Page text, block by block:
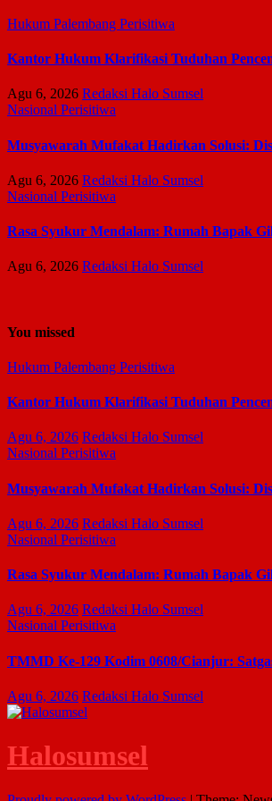
Hukum Palembang Perisitiwa
Kantor Hukum Klarifikasi Tuduhan
Agu 6, 2026 Redaksi Halo Sumsel
Nasional Perisitiwa
Musyawarah Mufakat Hadirkan Solusi:
Agu 6, 2026 Redaksi Halo Sumsel
Nasional Perisitiwa
Rasa Syukur Mendalam: Rumah Bapak
Agu 6, 2026 Redaksi Halo Sumsel
You missed
Hukum Palembang Perisitiwa
Kantor Hukum Klarifikasi Tuduhan
Agu 6, 2026 Redaksi Halo Sumsel
Nasional Perisitiwa
Musyawarah Mufakat Hadirkan Solusi:
Agu 6, 2026 Redaksi Halo Sumsel
Nasional Perisitiwa
Rasa Syukur Mendalam: Rumah Bapak
Agu 6, 2026 Redaksi Halo Sumsel
Nasional Perisitiwa
TMMD Ke-129 Kodim 0608/Cianjur:
Agu 6, 2026 Redaksi Halo Sumsel
Halosumsel